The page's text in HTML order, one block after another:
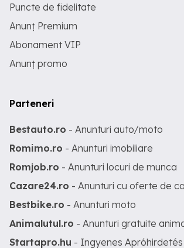
Puncte de fidelitate
Anunț Premium
Abonament VIP
Anunț promo
Parteneri
Bestauto.ro - Anunturi auto/moto
Romimo.ro - Anunturi imobiliare
Romjob.ro - Anunturi locuri de munca
Cazare24.ro - Anunturi cu oferte de
Bestbike.ro - Anunturi moto
Animalutul.ro - Anunturi gratuite
Startapro.hu - Ingyenes Apróhirdetés